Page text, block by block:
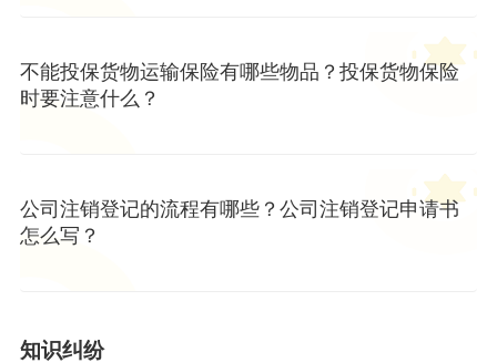
不能投保货物运输保险有哪些物品？投保货物保险
时要注意什么？
公司注销登记的流程有哪些？公司注销登记申请书
怎么写？
知识纠纷